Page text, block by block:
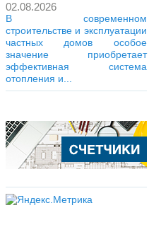
02.08.2026
В современном
строительстве и эксплуатации
частных домов особое
значение приобретает
эффективная система
отопления и...